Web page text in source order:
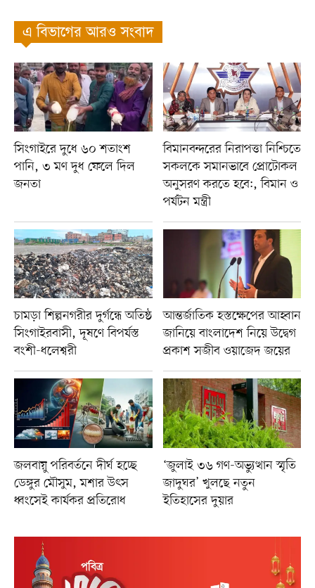
এ বিভাগের আরও সংবাদ
সিংগাইরে দুধে ৬০ শতাংশ
পানি, ৩ মণ দুধ ফেলে দিল
জনতা
বিমানবন্দরের নিরাপত্তা নিশ্চিতে
সকলকে সমানভাবে প্রোটোকল
অনুসরণ করতে হবে:, বিমান ও
পর্যটন মন্ত্রী
চামড়া শিল্পনগরীর দুর্গন্ধে অতিষ্ঠ
সিংগাইরবাসী, দূষণে বিপর্যস্ত
বংশী-ধলেশ্বরী
আন্তর্জাতিক হস্তক্ষেপের আহ্বান
জানিয়ে বাংলাদেশ নিয়ে উদ্বেগ
প্রকাশ সজীব ওয়াজেদ জয়ের
জলবায়ু পরিবর্তনে দীর্ঘ হচ্ছে
ডেঙ্গুর মৌসুম, মশার উৎস
ধ্বংসেই কার্যকর প্রতিরোধ
‘জুলাই ৩৬ গণ-অভ্যুত্থান স্মৃতি
জাদুঘর’ খুলছে নতুন
ইতিহাসের দুয়ার